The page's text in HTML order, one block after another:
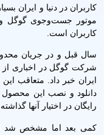
کاربران در دنیا و ایران
موتور جست‌وجوی گوگل
کاربران است.
سال قبل و در جریان
شرکت گوگل در اخباری از
ایران خبر داد. متعاقب این
دانلود و نصب این
رایگان در اختیار آنها
کمی بعد اما مشخص شد